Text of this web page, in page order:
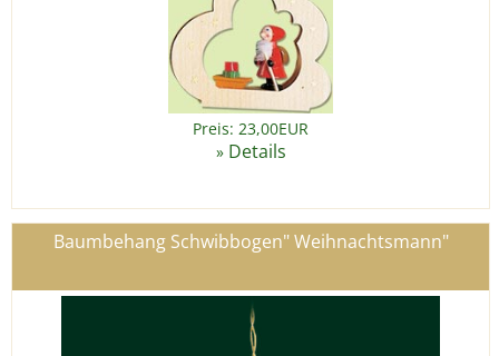
Preis: 23,00EUR
» Details
Baumbehang Schwibbogen" Weihnachtsmann"